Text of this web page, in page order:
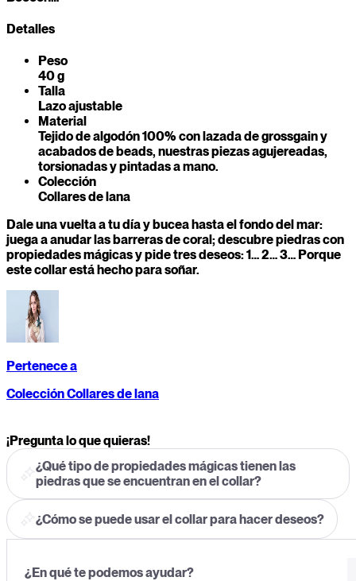
Detalles
Peso
40 g
Talla
Lazo ajustable
Material
Tejido de algodón 100% con lazada de grossgain y
acabados de beads, nuestras piezas agujereadas,
torsionadas y pintadas a mano.
Colección
Collares de lana
Dale una vuelta a tu día y bucea hasta el fondo del mar:
juega a anudar las barreras de coral; descubre piedras con
propiedades mágicas y pide tres deseos: 1… 2… 3… Porque
este collar está hecho para soñar.
Pertenece a
Colección Collares de lana
¡Pregunta lo que quieras!
¿Qué tipo de propiedades mágicas tienen las
piedras que se encuentran en el collar?
¿Cómo se puede usar el collar para hacer deseos?